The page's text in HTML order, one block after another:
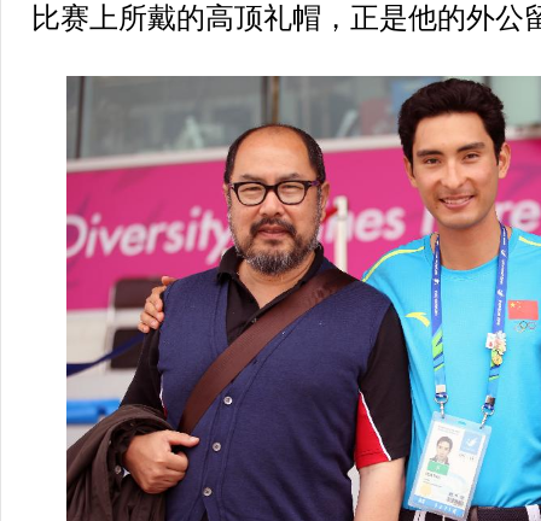
比赛上所戴的高顶礼帽，正是他的外公